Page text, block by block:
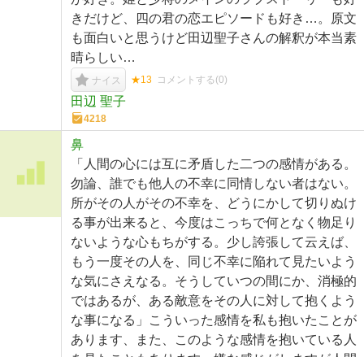
きだけど、四の君の恋エピソードも好き…。原文
も面白いと思うけど田辺聖子さんの解釈が本当素
晴らしい…
ナイス ★13 コメントする(0)
田辺 聖子
4218
鼻
「人間の心には互に矛盾した二つの感情がある。
勿論、誰でも他人の不幸に同情しない者はない。
所がその人がその不幸を、どうにかして切りぬけ
る事が出来ると、今度はこっちで何となく物足り
ないような心もちがする。少し誇張して云えば、
もう一度その人を、同じ不幸に陥れて見たいよう
な気にさえなる。そうしていつの間にか、消極的
ではあるが、ある敵意をその人に対して抱くよう
な事になる」こういった感情を私も抱いたことが
あります、また、このような感情を抱いている人